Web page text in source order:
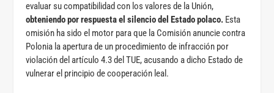
evaluar su compatibilidad con los valores de la Unión,
obteniendo por respuesta el silencio del Estado polaco. Esta
omisión ha sido el motor para que la Comisión anuncie contra
Polonia la apertura de un procedimiento de infracción por
violación del artículo 4.3 del TUE, acusando a dicho Estado de
vulnerar el principio de cooperación leal.